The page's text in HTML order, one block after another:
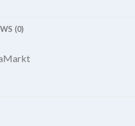
(0)